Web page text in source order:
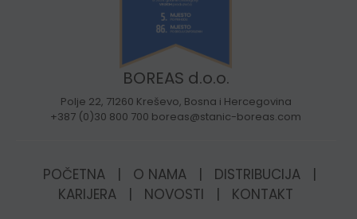
BOREAS d.o.o.
Polje 22, 71260 Kreševo, Bosna i Hercegovina
+387 (0)30 800 700 boreas@stanic-boreas.com
POČETNA | O NAMA | DISTRIBUCIJA
|
KARIJERA
| NOVOSTI | KONTAKT